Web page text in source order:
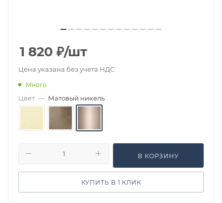
1 820 ₽/шт
Цена указана без учета НДС
Много
Цвет — Матовый никель
В КОРЗИНУ
КУПИТЬ В 1 КЛИК